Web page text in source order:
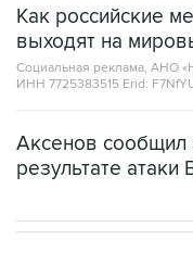
Как российские
выходят на
Социальная реклама, АНО
ИНН 7725383515 Erid:
Аксенов сообщил
результате